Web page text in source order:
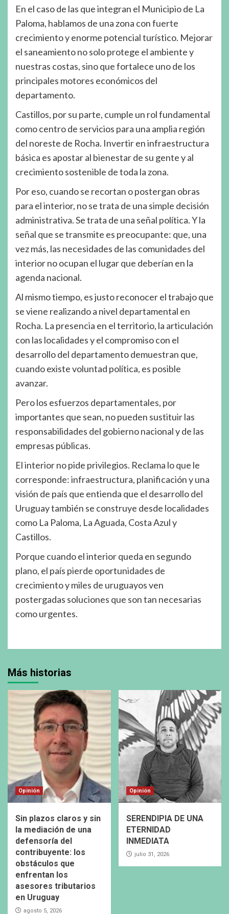
En el caso de las que integran el Municipio de La
Paloma, hablamos de una zona con fuerte
crecimiento y enorme potencial turístico. Mejorar
el saneamiento no solo protege el ambiente y
nuestras costas, sino que fortalece uno de los
principales motores económicos del
departamento.
Castillos, por su parte, cumple un rol fundamental
como centro de servicios para una amplia región
del noreste de Rocha. Invertir en infraestructura
básica es apostar al bienestar de su gente y al
crecimiento sostenible de toda la zona.
Por eso, cuando se recortan o postergan obras
para el interior, no se trata de una simple decisión
administrativa. Se trata de una señal política. Y la
señal que se transmite es preocupante: que, una
vez más, las necesidades de las comunidades del
interior no ocupan el lugar que deberían en la
agenda nacional.
Al mismo tiempo, es justo reconocer el trabajo que
se viene realizando a nivel departamental en
Rocha. La presencia en el territorio, la articulación
con las localidades y el compromiso con el
desarrollo del departamento demuestran que,
cuando existe voluntad política, es posible
avanzar.
Pero los esfuerzos departamentales, por
importantes que sean, no pueden sustituir las
responsabilidades del gobierno nacional y de las
empresas públicas.
El interior no pide privilegios. Reclama lo que le
corresponde: infraestructura, planificación y una
visión de país que entienda que el desarrollo del
Uruguay también se construye desde localidades
como La Paloma, La Aguada, Costa Azul y
Castillos.
Porque cuando el interior queda en segundo
plano, el país pierde oportunidades de
crecimiento y miles de uruguayos ven
postergadas soluciones que son tan necesarias
como urgentes.
Más historias
Opinión
Sin plazos claros y sin
la mediación de una
defensoría del
contribuyente: los
obstáculos que
enfrentan los
asesores tributarios
en Uruguay
agosto 5, 2026
Opinión
SERENDIPIA DE UNA
ETERNIDAD
INMEDIATA
julio 31, 2026